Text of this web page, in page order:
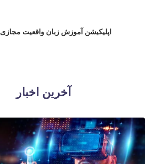
اپلیکیشن آموزش زبان واقعیت مجازی